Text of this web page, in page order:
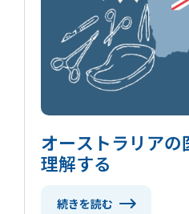
オーストラリアの
理解する
続きを読む